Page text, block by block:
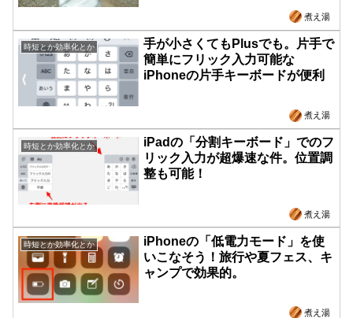
煮え湯
時短とか効率化とか
手が小さくてもPlusでも。片手で
簡単にフリック入力可能な
iPhoneの片手キーボードが便利
煮え湯
時短とか効率化とか
iPadの「分割キーボード」でのフ
リック入力が超爆速な件。位置調
整も可能！
煮え湯
時短とか効率化とか
iPhoneの「低電力モード」を使
いこなそう！旅行や夏フェス、キ
ャンプで効果的。
煮え湯